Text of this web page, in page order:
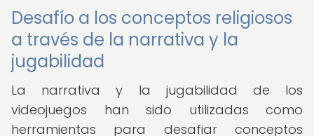
Desafío a los conceptos religiosos
a través de la narrativa y la
jugabilidad
La narrativa y la jugabilidad de los
videojuegos han sido utilizadas como
herramientas para desafiar conceptos